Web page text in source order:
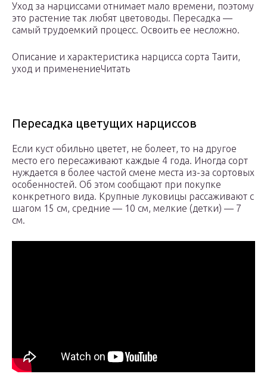
Уход за нарциссами отнимает мало времени, поэтому
это растение так любят цветоводы. Пересадка —
самый трудоемкий процесс. Освоить ее несложно.
Описание и характеристика нарцисса сорта Таити,
уход и применениеЧитать
Пересадка цветущих нарциссов
Если куст обильно цветет, не болеет, то на другое
место его пересаживают каждые 4 года. Иногда сорт
нуждается в более частой смене места из-за сортовых
особенностей. Об этом сообщают при покупке
конкретного вида. Крупные луковицы рассаживают с
шагом 15 см, средние — 10 см, мелкие (детки) — 7
см.